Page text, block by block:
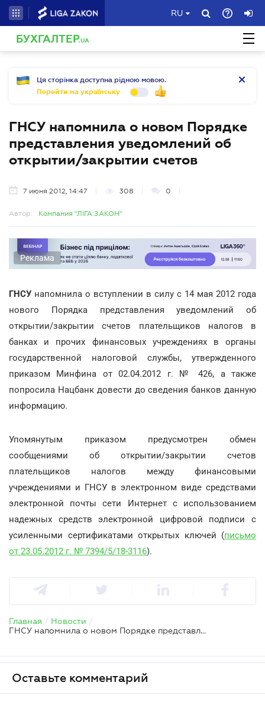
RU
БУХГАЛТЕР.UA
Ця сторінка доступна рідною мовою.
Перейти на українську
ГНСУ напомнила о новом Порядке
представления уведомлений об
открытии/закрытии счетов
7 июня 2012, 14:47 308 0
Автор: Компания "ЛІГА:ЗАКОН"
Реклама
ГНСУ напомнила о вступлении в силу с 14 мая 2012 года
нового Порядка представления уведомлений об
открытии/закрытии счетов плательщиков налогов в
банках и прочих финансовых учреждениях в органы
государственной налоговой службы, утвержденного
приказом Минфина от 02.04.2012 г. № 426, а также
попросила Нацбанк довести до сведения банков данную
информацию.
Упомянутым приказом предусмотрен обмен
сообщениями об открытии/закрытии счетов
плательщиков налогов между финансовыми
учреждениями и ГНСУ в электронном виде средствами
электронной почты сети Интернет с использованием
надежных средств электронной цифровой подписи с
усиленными сертификатами открытых ключей (письмо
от 23.05.2012 г. № 7394/5/18-3116).
Главная / Новости /
ГНСУ напомнила о новом Порядке представления уведомлений об открытии/закрытии счетов
Оставьте комментарий